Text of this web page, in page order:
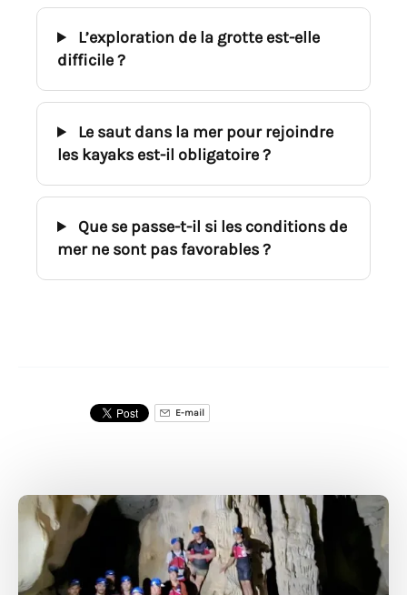
L’exploration de la grotte est-elle
difficile ?
Le saut dans la mer pour rejoindre
les kayaks est-il obligatoire ?
Que se passe-t-il si les conditions de
mer ne sont pas favorables ?
E-mail